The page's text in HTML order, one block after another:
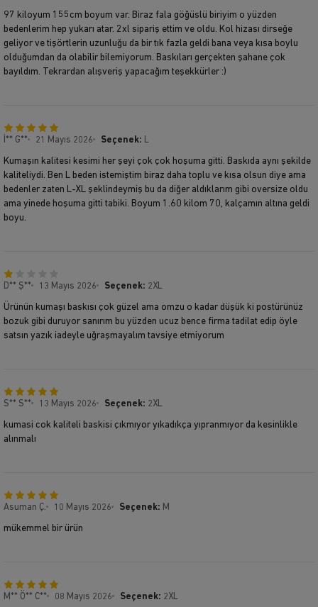
97 kiloyum 155cm boyum var. Biraz fala göğüslü biriyim o yüzden
bedenlerim hep yukarı atar. 2xl sipariş ettim ve oldu. Kol hizası dirseğe
geliyor ve tişörtlerin uzunluğu da bir tık fazla geldi bana veya kısa boylu
olduğumdan da olabilir bilemiyorum. Baskıları gerçekten şahane çok
bayıldım. Tekrardan alışveriş yapacağım teşekkürler :)
İ** G** 21 Mayıs 2026 Seçenek: L
Kumaşın kalitesi kesimi her şeyi çok çok hoşuma gitti. Baskıda aynı şekilde
kaliteliydi. Ben L beden istemiştim biraz daha toplu ve kısa olsun diye ama
bedenler zaten L-XL şeklindeymiş bu da diğer aldıklarım gibi oversize oldu
ama yinede hoşuma gitti tabiki. Boyum 1.60 kilom 70, kalçamın altına geldi
boyu.
D** Ş** 13 Mayıs 2026 Seçenek: 2XL
Ürünün kumaşı baskısı çok güzel ama omzu o kadar düşük ki postürünüz
bozuk gibi duruyor sanırım bu yüzden ucuz bence firma tadilat edip öyle
satsın yazık iadeyle uğraşmayalım tavsiye etmiyorum
S** S** 13 Mayıs 2026 Seçenek: 2XL
kumasi cok kaliteli baskisi çıkmıyor yıkadıkça yıpranmıyor da kesinlikle
alınmalı
Asuman Ç. 10 Mayıs 2026 Seçenek: M
mükemmel bir ürün
M** Ö** C** 08 Mayıs 2026 Seçenek: 2XL